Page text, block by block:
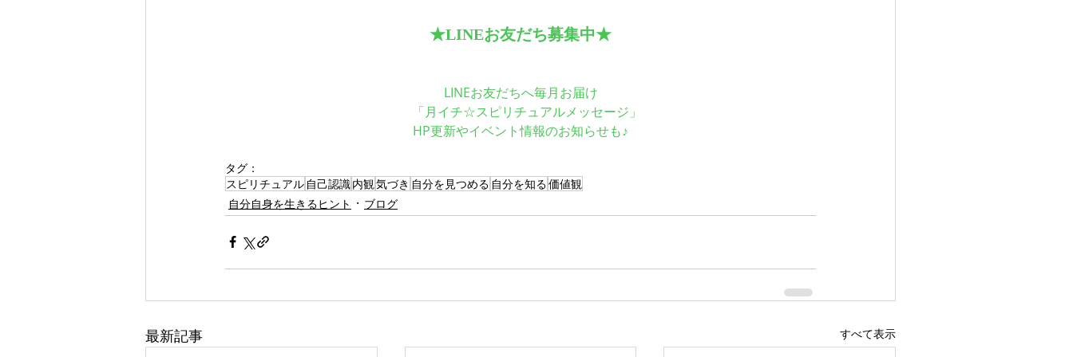
★LINEお友だち募集中★
LINEお友だちへ毎月お届け
「月イチ☆スピリチュアルメッセージ」
HP更新やイベント情報のお知らせも♪
タグ：
スピリチュアル 自己認識内観 気づき 自分を見つめる 自分を知る価値観
自分自身を生きるヒント
ブログ
最新記事 すべて表示